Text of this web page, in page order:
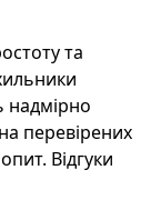
та
надмірно
перевірених
Відгуки